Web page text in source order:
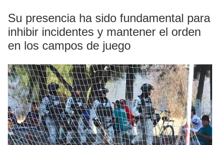
Su presencia ha sido fundamental para
inhibir incidentes y mantener el orden
en los campos de juego